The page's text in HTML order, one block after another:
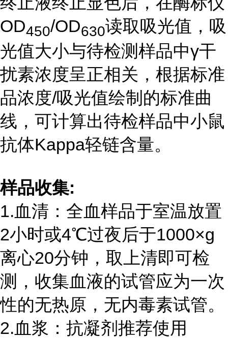
OD450/OD630读取吸光值，吸
光值大小与待检测样品中γ干
扰素浓度呈正相关，根据标准
品浓度/吸光值绘制的标准曲
线，可计算出待检样品中小鼠
抗体Kappa轻链含量。
样品收集:
1.血清：全血样品于室温放置
2小时或4℃过夜后于1000×g
离心20分钟，取上清即可检
测，收集血液的试管应为一次
性的无热原，无内毒素试管。
2.血浆：抗凝剂推荐使用